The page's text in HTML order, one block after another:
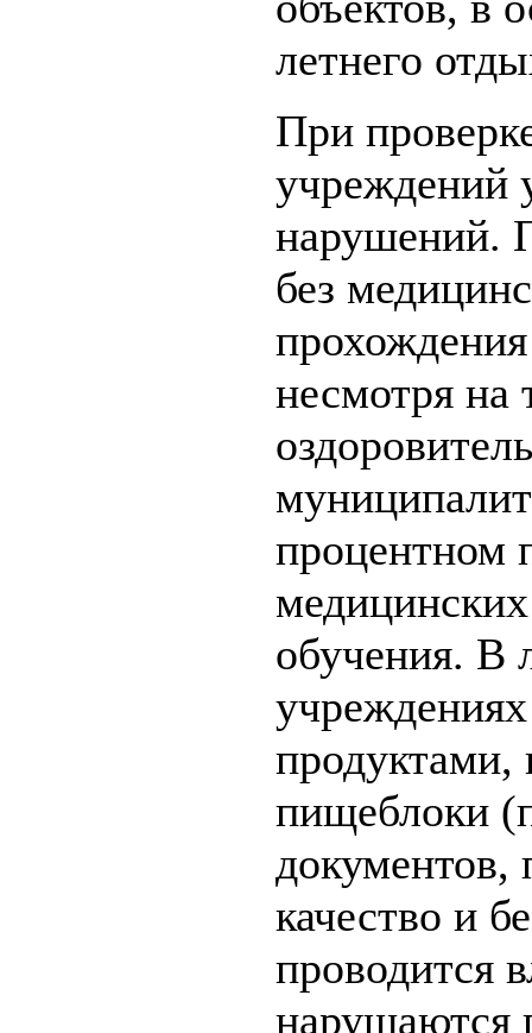
летнего
При
учреждений
нарушений.
без
несмотря на
процентном
обучения. В
учреждениях
пищеблоки
качество и
проводится
нарушаются